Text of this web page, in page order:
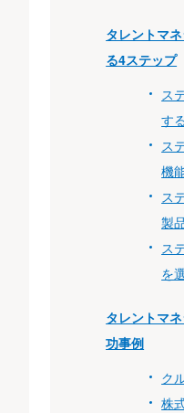
タレントマ
る4ステップ
ス
す
ス
機
ス
製
ス
を
タレントマ
功事例
ク
株